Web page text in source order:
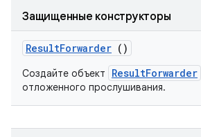
Защищенные конструкторы
ResultForwarder ()
Создайте объект ResultForwarder
отложенного прослушивания.